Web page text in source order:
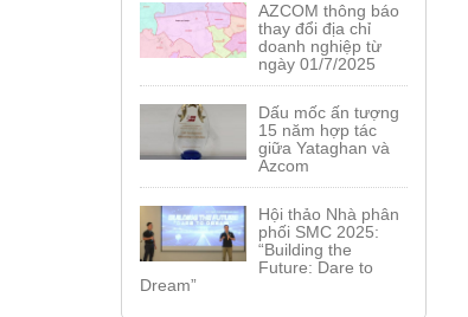
AZCOM thông báo
thay đổi địa chỉ
doanh nghiệp từ
ngày 01/7/2025
Dấu mốc ấn tượng
15 năm hợp tác
giữa Yataghan và
Azcom
Hội thảo Nhà phân
phối SMC 2025:
“Building the
Future: Dare to
Dream”